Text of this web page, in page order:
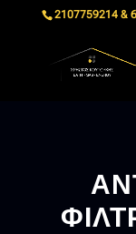
2107759214 &